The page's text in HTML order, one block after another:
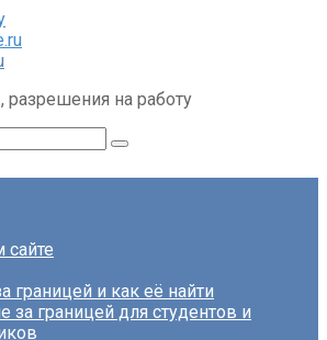
на работу
границей и как её найти
за границей для студентов и